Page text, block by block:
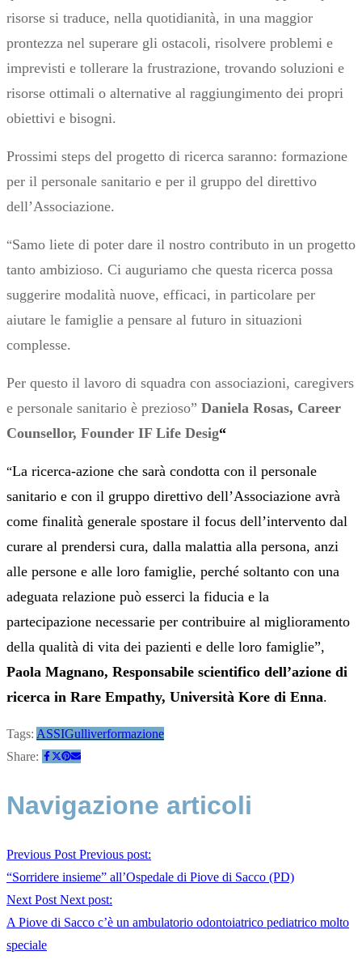
risorse si traduce, nella quotidianità, in una maggior
prontezza nel superare gli ostacoli, risolvere problemi e
imprevisti e tollerare la frustrazione, trovando soluzioni e
risorse ottimali o alternative al raggiungimento dei propri
obiettivi e bisogni.
Prossimi steps del progetto di ricerca saranno: formazione
per il personale sanitario e per il gruppo del direttivo
dell’Associazione.
“Samo liete di poter dare il nostro contributo in un progetto
tanto ambizioso. Ci auguriamo che questa ricerca possa
suggerire modalità nuove, efficaci, in particolare per
aiutare le famiglie a pensare al futuro in situazioni
complesse.
Per questo il lavoro di squadra con associazioni, caregivers
e personale sanitario è prezioso” Daniela Rosas, Career
Counsellor, Founder IF Life Desig“
“La ricerca-azione che sarà condotta con il personale
sanitario e con il gruppo direttivo dell’Associazione avrà
come finalità generale spostare il focus dell’intervento dal
curare al prendersi cura, dalla malattia alla persona, anzi
alle persone e alle loro famiglie, perché soltanto con una
adeguata relazione può esserci la fiducia e la
partecipazione necessarie per contribuire al miglioramento
della qualità di vita dei pazienti e delle loro famiglie”,
Paola Magnano, Responsabile scientifico dell’azione di
ricerca in Rare Empathy, Università Kore di Enna.
Tags: ASSIGulliverformazione
Share:
Navigazione articoli
Previous Post Previous post:
“Sorridere insieme” all’Ospedale di Piove di Sacco (PD)
Next Post Next post:
A Piove di Sacco c’è un ambulatorio odontoiatrico pediatrico molto
speciale